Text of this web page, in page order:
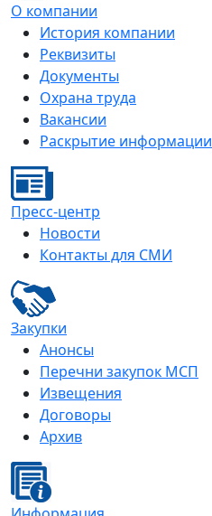
О компании
История компании
Реквизиты
Документы
Охрана труда
Вакансии
Раскрытие информации
Пресс-центр
Новости
Контакты для СМИ
Закупки
Анонсы
Перечни закупок МСП
Извещения
Договоры
Архив